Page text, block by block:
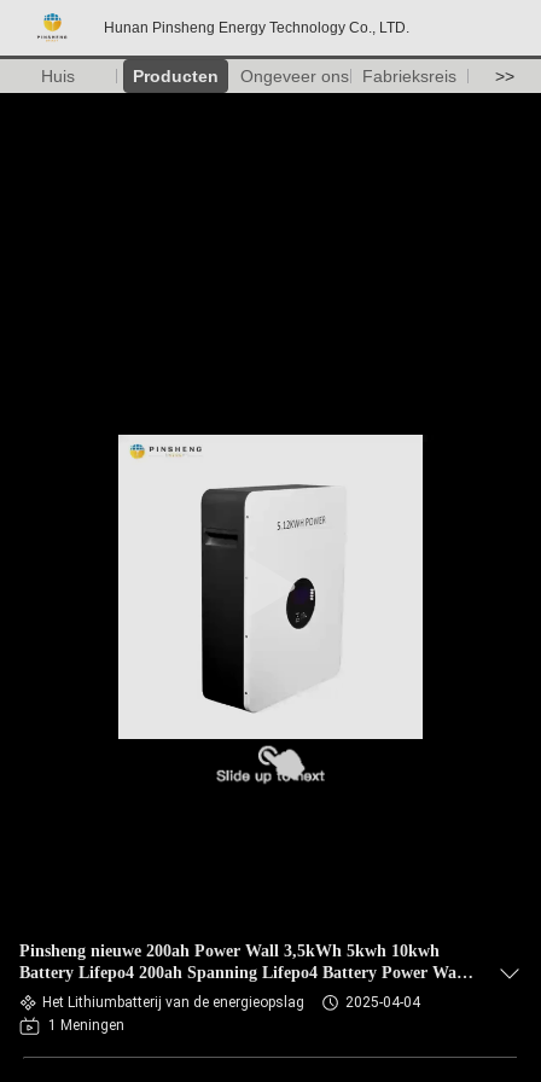
Hunan Pinsheng Energy Technology Co., LTD.
Huis Producten Ongeveer ons Fabrieksreis >>
Pinsheng nieuwe 200ah Power Wall 3,5kWh 5kwh 10kwh
Battery Lifepo4 200ah Spanning Lifepo4 Battery Power Wall
Home Battery
Het Lithiumbatterij van de energieopslag
2025-04-04
1 Meningen